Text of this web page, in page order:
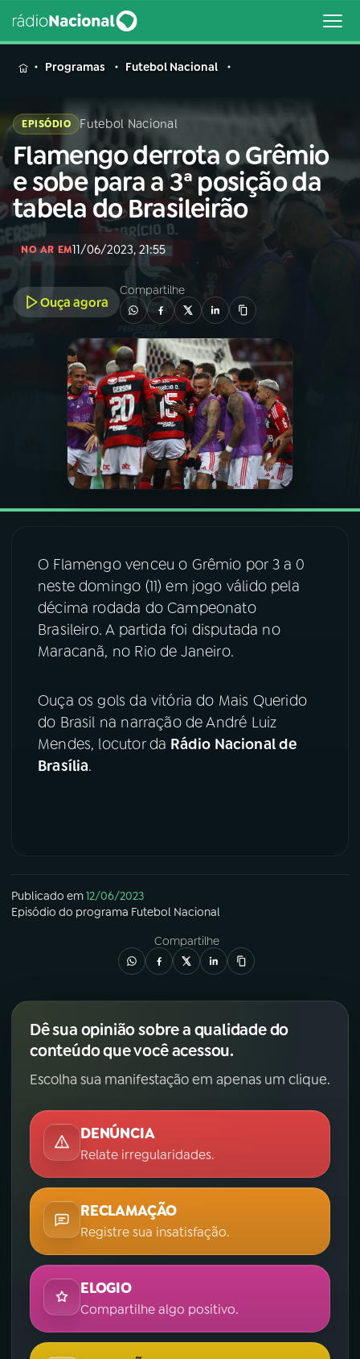
MENU
Buscar
na
Rádio
Nacional
Buscar
AO VIVO
A RÁDIO
PROGRAMAÇÃO
PROGRAMAS
PODCASTS
06VIDEOCASTS
07 ÚLTIMAS
ACOMPANHE A RÁDIO NACIONAL
YouTube Facebook
Programas Futebol Nacional
EPISÓDIO Futebol Nacional
Flamengo derrota o Grêmio
e sobe para a 3ª posição da
tabela do Brasileirão
NO AR EM11/06/2023, 21:55
Ouça agora
Compartilhe
O Flamengo venceu o Grêmio por 3 a 0
neste domingo (11) em jogo válido pela
décima rodada do Campeonato
Brasileiro. A partida foi disputada no
Maracanã, no Rio de Janeiro.
Ouça os gols da vitória do Mais Querido
do Brasil na narração de André Luiz
Mendes, locutor da Rádio Nacional de
Brasília.
Publicado em12/06/2023
Episódio do programa Futebol Nacional
Compartilhe
Dê sua opinião sobre a qualidade do
conteúdo que você acessou.
Escolha sua manifestação em apenas um clique.
DENÚNCIA
Relate irregularidades.
RECLAMAÇÃO
Registre sua insatisfação.
ELOGIO
Compartilhe algo positivo.